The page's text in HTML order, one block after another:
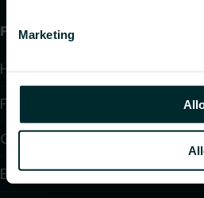
Marketing
Produkte
Heizkörper
Fußbodenheizung und -
Gebläsekonvektoren
Elektroheizung